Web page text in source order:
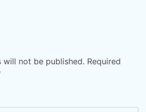
will not be published. Required